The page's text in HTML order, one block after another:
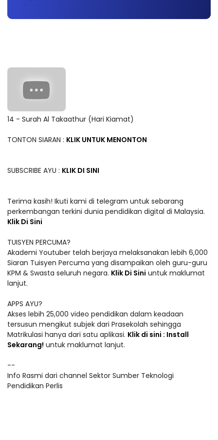
14 - Surah Al Takaathur (Hari Kiamat)
TONTON SIARAN : KLIK UNTUK MENONTON
SUBSCRIBE AYU : KLIK DI SINI
Terima kasih! Ikuti kami di telegram untuk sebarang
perkembangan terkini dunia pendidikan digital di Malaysia.
Klik Di Sini
TUISYEN PERCUMA?
Akademi Youtuber telah berjaya melaksanakan lebih 6,000
Siaran Tuisyen Percuma yang disampaikan oleh guru-guru
KPM & Swasta seluruh negara. Klik Di Sini untuk maklumat
lanjut.
APPS AYU?
Akses lebih 25,000 video pendidikan dalam keadaan
tersusun mengikut subjek dari Prasekolah sehingga
Matrikulasi hanya dari satu aplikasi. Klik di sini : Install
Sekarang! untuk maklumat lanjut.
--
Info Rasmi dari channel Sektor Sumber Teknologi
Pendidikan Perlis